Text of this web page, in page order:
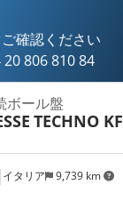
確認ください
20 806 810 84
イタリア 9,739 km
ボール盤
TECHNO KF